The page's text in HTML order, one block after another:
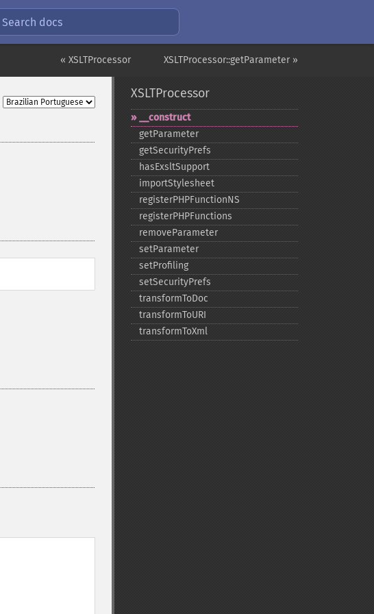
Search docs
XSLTProcessor::getParameter »
« XSLTProcessor
XSLTProcessor
_​_​construct
getParameter
getSecurityPrefs
hasExsltSupport
importStylesheet
registerPHPFunctionNS
registerPHPFunctions
removeParameter
setParameter
setProfiling
setSecurityPrefs
transformToDoc
transformToURI
transformToXml